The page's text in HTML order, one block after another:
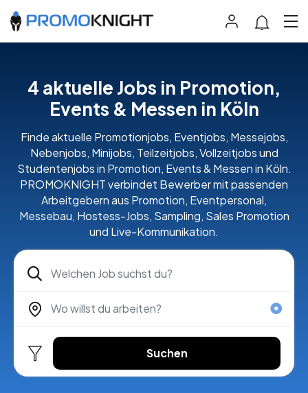
4 aktuelle Jobs in Promotion,
Events & Messen in Köln
Finde aktuelle Promotionjobs, Eventjobs, Messejobs,
Nebenjobs, Minijobs, Teilzeitjobs, Vollzeitjobs und
Studentenjobs in Promotion, Events & Messen in Köln.
PROMOKNIGHT verbindet Bewerber mit passenden
Arbeitgebern aus Promotion, Eventpersonal,
Messebau, Hostess-Jobs, Sampling, Sales Promotion
und Live-Kommunikation.
Suchen